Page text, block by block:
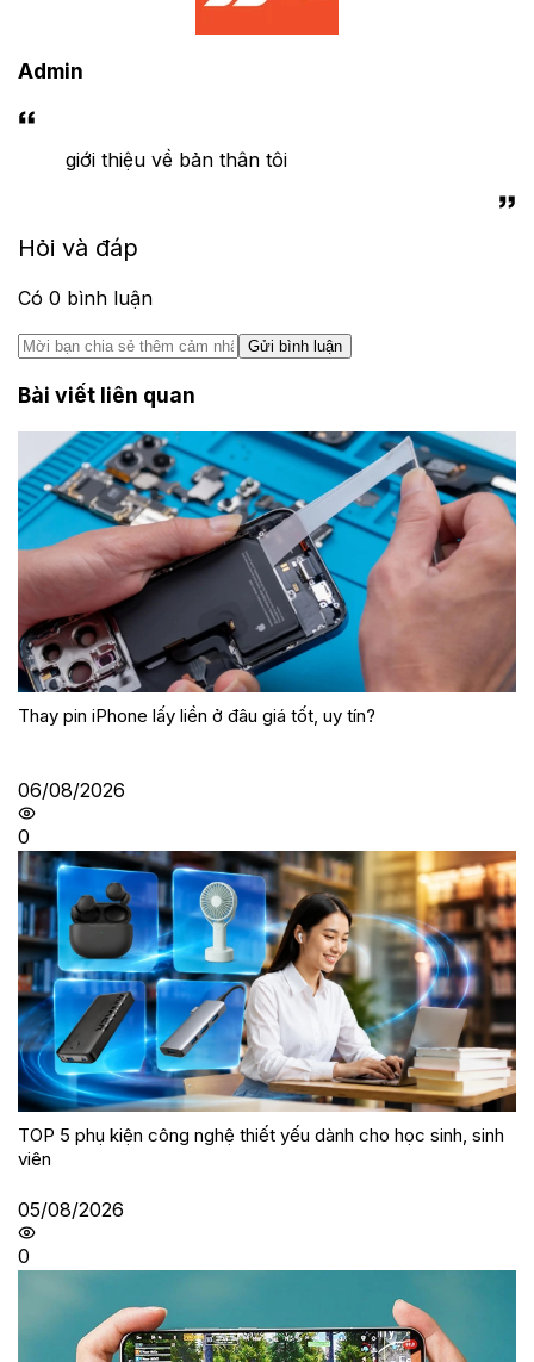
Admin
giới thiệu về bản thân tôi
Hỏi và đáp
Có 0 bình luận
Gửi bình luận
Bài viết liên quan
Thay pin iPhone lấy liền ở đâu giá tốt, uy tín?
06/08/2026
0
TOP 5 phụ kiện công nghệ thiết yếu dành cho học sinh, sinh
viên
05/08/2026
0